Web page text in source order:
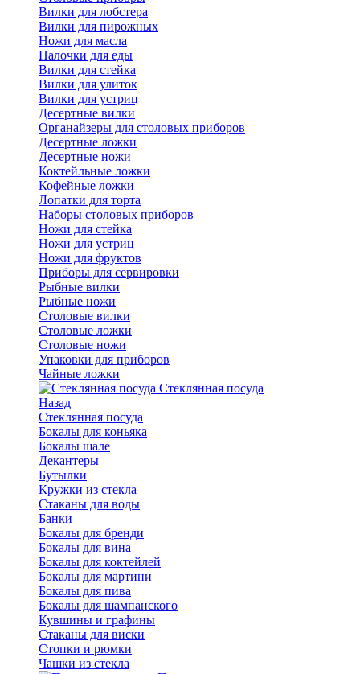
Вилки для лобстера
Вилки для пирожных
Ножи для масла
Палочки для еды
Вилки для стейка
Вилки для улиток
Вилки для устриц
Десертные вилки
Органайзеры для столовых приборов
Десертные ложки
Десертные ножи
Коктейльные ложки
Кофейные ложки
Лопатки для торта
Наборы столовых приборов
Ножи для стейка
Ножи для устриц
Ножи для фруктов
Приборы для сервировки
Рыбные вилки
Рыбные ножи
Столовые вилки
Столовые ложки
Столовые ножи
Упаковки для приборов
Чайные ложки
Стеклянная посуда
Назад
Стеклянная посуда
Бокалы для коньяка
Бокалы шале
Декантеры
Бутылки
Кружки из стекла
Стаканы для воды
Банки
Бокалы для бренди
Бокалы для вина
Бокалы для коктейлей
Бокалы для мартини
Бокалы для пива
Бокалы для шампанского
Кувшины и графины
Стаканы для виски
Стопки и рюмки
Чашки из стекла